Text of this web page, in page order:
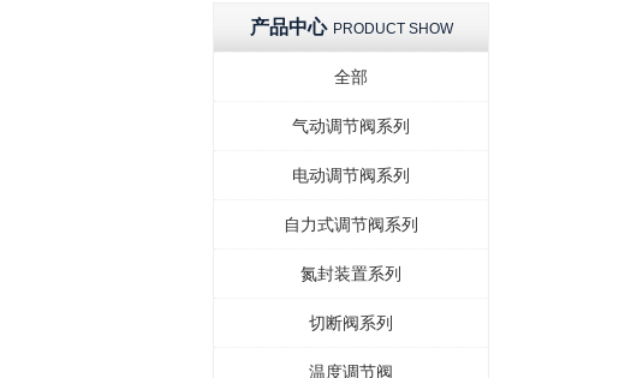
产品中心 PRODUCT SHOW
全部
气动调节阀系列
电动调节阀系列
自力式调节阀系列
氮封装置系列
切断阀系列
温度调节阀